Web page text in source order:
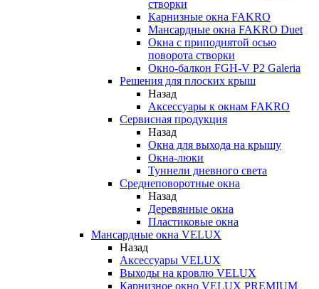
створки
Карнизные окна FAKRO
Мансардные окна FAKRO Duet
Окна с приподнятой осью
поворота створки
Окно-балкон FGH-V P2 Galeria
Решения для плоских крыш
Назад
Аксессуары к окнам FAKRO
Сервисная продукция
Назад
Окна для выхода на крышу
Окна-люки
Туннели дневного света
Среднеповоротные окна
Назад
Деревянные окна
Пластиковые окна
Мансардные окна VELUX
Назад
Аксессуары VELUX
Выходы на кровлю VELUX
Карнизное окно VELUX PREMIUM